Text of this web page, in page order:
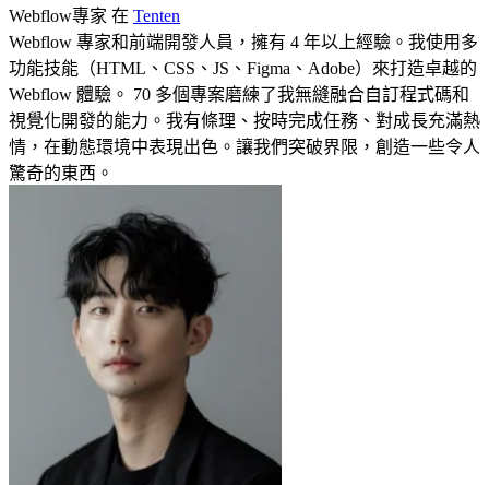
Webflow專家 在 Tenten
Webflow 專家和前端開發人員，擁有 4 年以上經驗。我使用多
功能技能（HTML、CSS、JS、Figma、Adobe）來打造卓越的
Webflow 體驗。 70 多個專案磨練了我無縫融合自訂程式碼和
視覺化開發的能力。我有條理、按時完成任務、對成長充滿熱
情，在動態環境中表現出色。讓我們突破界限，創造一些令人
驚奇的東西。